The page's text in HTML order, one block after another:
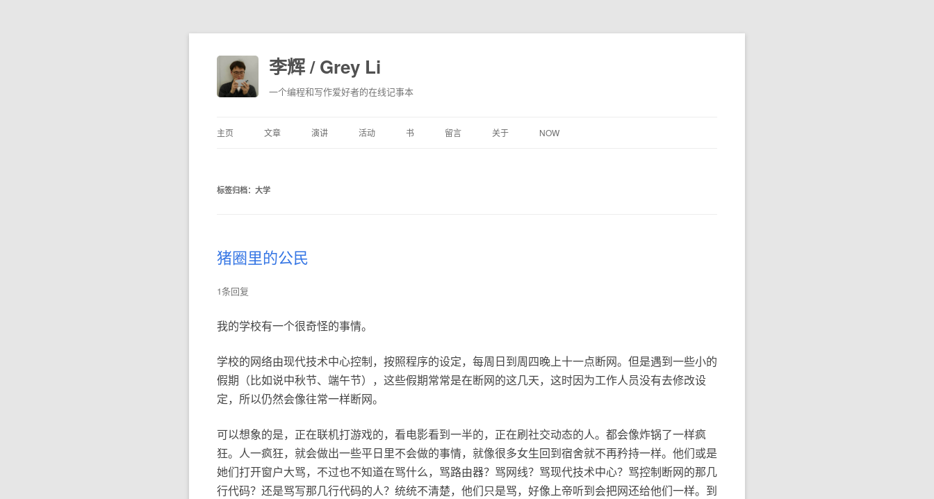
李辉 / Grey Li
一个编程和写作爱好者的在线记事本
主页 文章 演讲 活动 书 留言 关于 NOW
标签归档： 大学
猪圈里的公民
1条回复
我的学校有一个很奇怪的事情。
学校的网络由现代技术中心控制，按照程序的设定，每周日到周四晚上十一点断网。但是遇到一些小的
假期（比如说中秋节、端午节），这些假期常常是在断网的这几天，这时因为工作人员没有去修改设
定，所以仍然会像往常一样断网。
可以想象的是，正在联机打游戏的，看电影看到一半的，正在刷社交动态的人。都会像炸锅了一样疯
狂。人一疯狂，就会做出一些平日里不会做的事情，就像很多女生回到宿舍就不再矜持一样。他们或是
她们打开窗户大骂，不过也不知道在骂什么，骂路由器？骂网线？骂现代技术中心？骂控制断网的那几
行代码？还是骂写那几行代码的人？统统不清楚，他们只是骂，好像上帝听到会把网还给他们一样。到